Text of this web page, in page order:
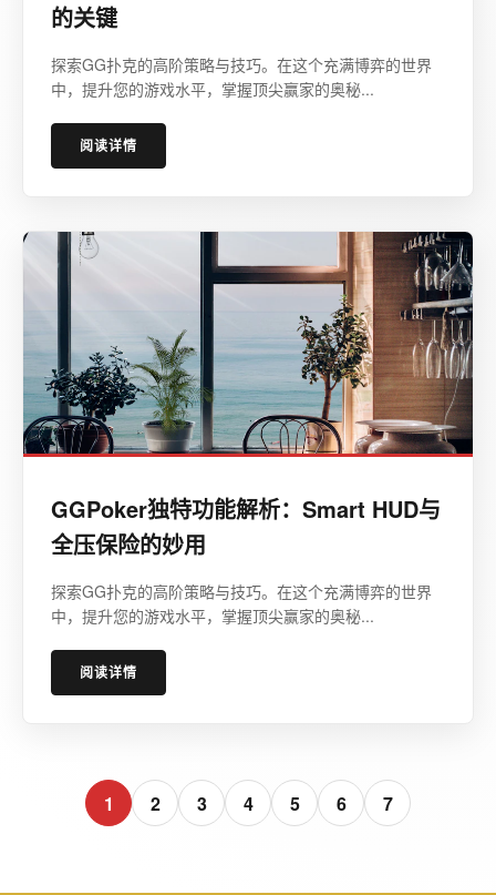
的关键
探索GG扑克的高阶策略与技巧。在这个充满博弈的世界
中，提升您的游戏水平，掌握顶尖赢家的奥秘...
阅读详情
GGPoker独特功能解析：Smart HUD与
全压保险的妙用
探索GG扑克的高阶策略与技巧。在这个充满博弈的世界
中，提升您的游戏水平，掌握顶尖赢家的奥秘...
阅读详情
1 2 3 4 5 6 7